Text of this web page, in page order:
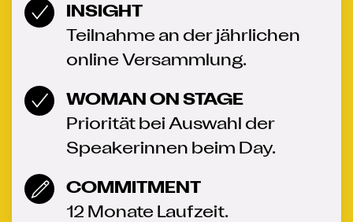
INSIGHT
Teilnahme an der jährlichen
online Versammlung.
WOMAN ON STAGE
Priorität bei Auswahl der
Speakerinnen beim Day.
COMMITMENT
12 Monate Laufzeit.